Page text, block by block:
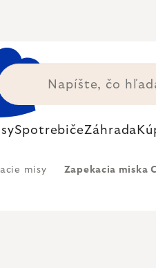
SpotrebičeZáhrada
misy Zapekacia miska